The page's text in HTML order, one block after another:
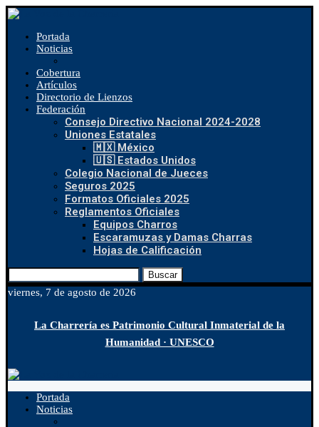
Portada
Noticias
Cobertura
Artículos
Directorio de Lienzos
Federación
Consejo Directivo Nacional 2024-2028
Uniones Estatales
🇲🇽 México
🇺🇸 Estados Unidos
Colegio Nacional de Jueces
Seguros 2025
Formatos Oficiales 2025
Reglamentos Oficiales
Equipos Charros
Escaramuzas y Damas Charras
Hojas de Calificación
Buscar
viernes, 7 de agosto de 2026
La Charrería es Patrimonio Cultural Inmaterial de la
Humanidad · UNESCO
Portada
Noticias